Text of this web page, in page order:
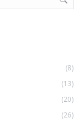
(8)
(13)
(20)
(26)